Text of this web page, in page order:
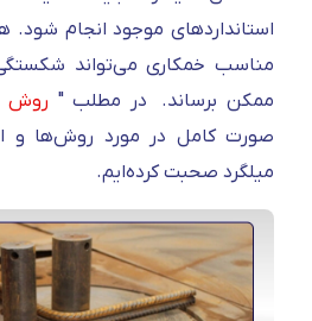
استانداردهای موجود انجام شود.
مناسب خمکاری می‌تواند
ممکن برساند. در مطلب " روش
صورت کامل در مورد روش‌ها و
میلگرد صحبت کرده‌ایم.